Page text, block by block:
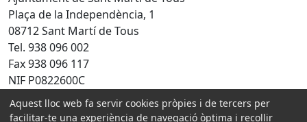
Plaça de la Independència, 1
08712 Sant Martí de Tous
Tel. 938 096 002
Fax 938 096 117
NIF P0822600C
Amb la col·laboració de:
Aquest lloc web fa servir cookies pròpies i de tercers per
facilitar-te una experiència de navegació òptima i recollir